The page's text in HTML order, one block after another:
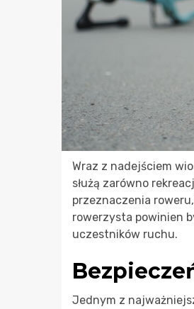
Wraz z nadejściem
służą zarówno
przeznaczenia
rowerzysta powinien
uczestników ruchu.
Jednym z